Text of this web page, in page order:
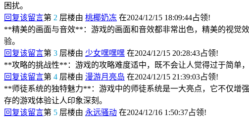
困扰。
回复该留言第 2 层楼由 桃椰奶冻 在2024/12/15 18:09:44占领!
**精美的画面与音效**：游戏的画面和音效都非常出色，精美的视觉
验。
回复该留言第 3 层楼由 少女嘿嘿嘿 在2024/12/15 20:28:43占领!
**攻略的挑战性**：游戏的攻略难度适中，既不会让人觉得过于简单
回复该留言第 4 层楼由 漫游月亮岛 在2024/12/15 21:39:03占领!
**师徒系统的独特魅力**：游戏中的师徒系统是一大亮点，它不仅增
存的游戏体验让人印象深刻。
回复该留言第 5 层楼由 永远骚动 在2024/12/16 1:50:37占领!